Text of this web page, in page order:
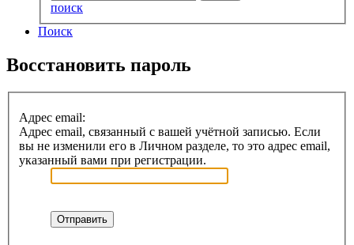
поиск
Поиск
Восстановить пароль
Адрес email:
Адрес email, связанный с вашей учётной записью. Если
вы не изменили его в Личном разделе, то это адрес email,
указанный вами при регистрации.